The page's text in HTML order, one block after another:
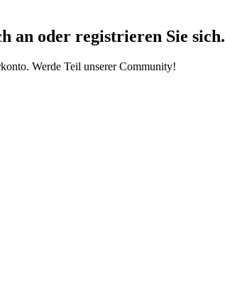
an oder registrieren Sie sich.
Werde Teil unserer Community!